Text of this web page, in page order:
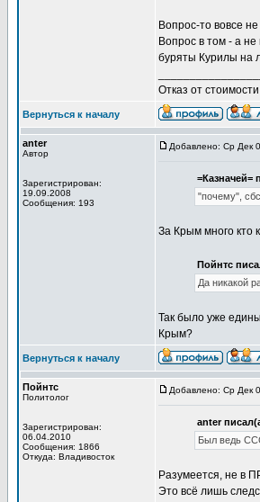
Вопрос-то вовсе
Вопрос в том - а
буряты Курилы на
Отказ от
Вернуться к началу
anter
Автор
Зарегистрирован:
19.09.2008
Сообщения: 193
Добавлено: Ср Дек
=Казначей=
"почему",
За Крым много кто
Пойнтс
Да никакой
Так было уже
Крым?
Вернуться к началу
Пойнтс
Политолог
Зарегистрирован:
06.04.2010
Сообщения: 1866
Откуда: Владивосток
Добавлено: Ср Дек
anter
Был ведь
Разумеется, не в
Это всё лишь